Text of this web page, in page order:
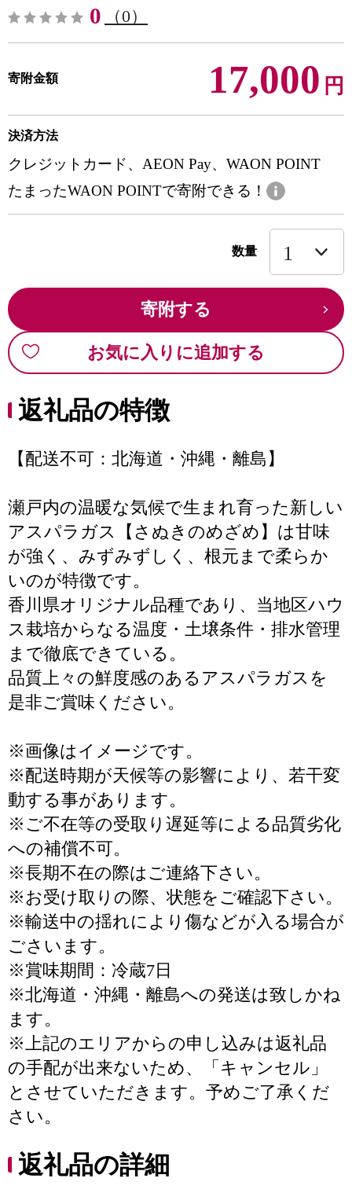
0 （0）
寄附金額 17,000 円
決済方法
クレジットカード、AEON Pay、WAON POINT
たまったWAON POINTで寄附できる！
数量
寄附する
お気に入りに追加する
返礼品の特徴
【配送不可：北海道・沖縄・離島】
瀬戸内の温暖な気候で生まれ育った新しい
アスパラガス【さぬきのめざめ】は甘味
が強く、みずみずしく、根元まで柔らか
いのが特徴です。
香川県オリジナル品種であり、当地区ハウ
ス栽培からなる温度・土壌条件・排水管理
まで徹底できている。
品質上々の鮮度感のあるアスパラガスを
是非ご賞味ください。
※画像はイメージです。
※配送時期が天候等の影響により、若干変
動する事があります。
※ご不在等の受取り遅延等による品質劣化
への補償不可。
※長期不在の際はご連絡下さい。
※お受け取りの際、状態をご確認下さい。
※輸送中の揺れにより傷などが入る場合が
ごさいます。
※賞味期間：冷蔵7日
※北海道・沖縄・離島への発送は致しかね
ます。
※上記のエリアからの申し込みは返礼品
の手配が出来ないため、「キャンセル」
とさせていただきます。予めご了承くだ
さい。
返礼品の詳細